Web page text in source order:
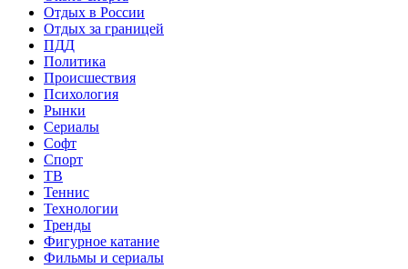
Отдых в России
Отдых за границей
ПДД
Политика
Происшествия
Психология
Рынки
Сериалы
Софт
Спорт
ТВ
Теннис
Технологии
Тренды
Фигурное катание
Фильмы и сериалы